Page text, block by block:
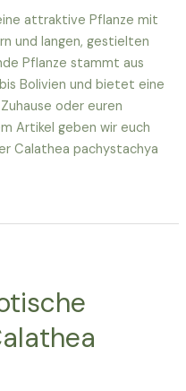
attraktive Pflanze mit
und langen, gestielten
Pflanze stammt aus
Bolivien und bietet eine
oder euren
Artikel geben wir euch
Calathea pachystachya